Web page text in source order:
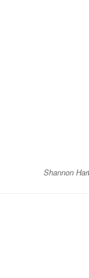
Shannon